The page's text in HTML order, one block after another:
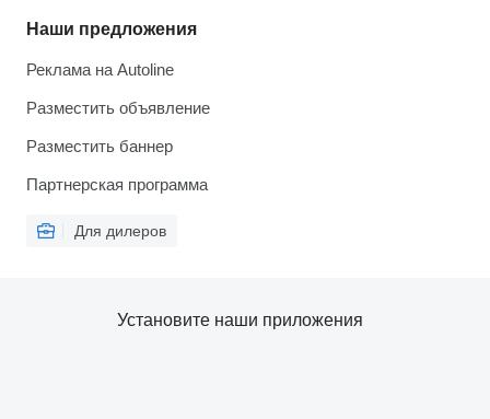
Наши предложения
Реклама на Autoline
Разместить объявление
Разместить баннер
Партнерская программа
Для дилеров
Установите наши приложения